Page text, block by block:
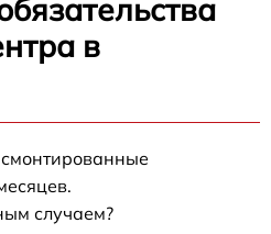
в
случаем?